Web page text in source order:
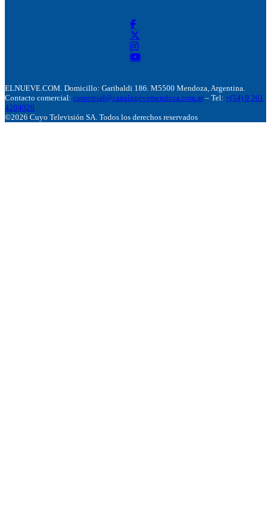
ELNUEVE.COM. Domicillo: Garibaldi 186. M5500 Mendoza, Argentina.
Contacto comercial: comercial@canalnuevemendoza.com.ar – Tel: +(54) 9 261
4204020
©2026 Cuyo Televisión SA. Todos los derechos reservados